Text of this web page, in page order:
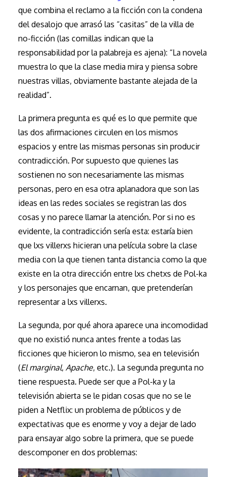
que combina el reclamo a la ficción con la condena
del desalojo que arrasó las “casitas” de la villa de
no-ficción (las comillas indican que la
responsabilidad por la palabreja es ajena): “La novela
muestra lo que la clase media mira y piensa sobre
nuestras villas, obviamente bastante alejada de la
realidad”.
La primera pregunta es qué es lo que permite que
las dos afirmaciones circulen en los mismos
espacios y entre las mismas personas sin producir
contradicción. Por supuesto que quienes las
sostienen no son necesariamente las mismas
personas, pero en esa otra aplanadora que son las
ideas en las redes sociales se registran las dos
cosas y no parece llamar la atención. Por si no es
evidente, la contradicción sería esta: estaría bien
que lxs villerxs hicieran una película sobre la clase
media con la que tienen tanta distancia como la que
existe en la otra dirección entre lxs chetxs de Pol-ka
y los personajes que encarnan, que pretenderían
representar a lxs villerxs.
La segunda, por qué ahora aparece una incomodidad
que no existió nunca antes frente a todas las
ficciones que hicieron lo mismo, sea en televisión
(El marginal, Apache, etc.). La segunda pregunta no
tiene respuesta. Puede ser que a Pol-ka y la
televisión abierta se le pidan cosas que no se le
piden a Netflix: un problema de públicos y de
expectativas que es enorme y voy a dejar de lado
para ensayar algo sobre la primera, que se puede
descomponer en dos problemas: